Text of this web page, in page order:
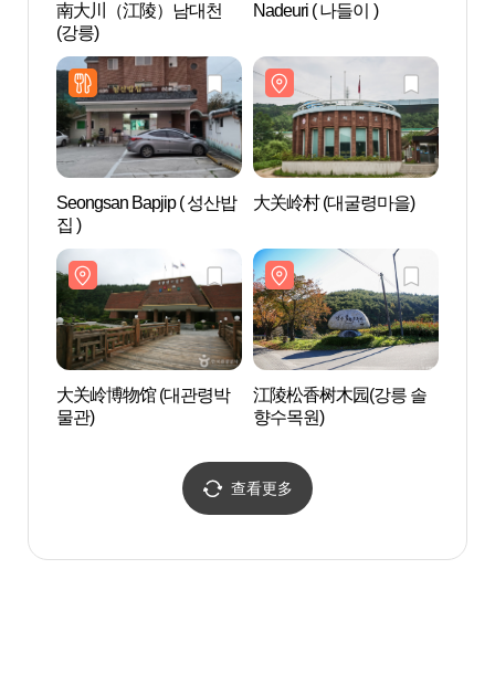
南大川（江陵）남대천
(강릉)
Nadeuri ( 나들이 )
Seongsan Bapjip ( 성산밥
집 )
大关岭村 (대굴령마을)
大关岭博物馆 (대관령박
물관)
江陵松香树木园(강릉 솔
향수목원)
查看更多